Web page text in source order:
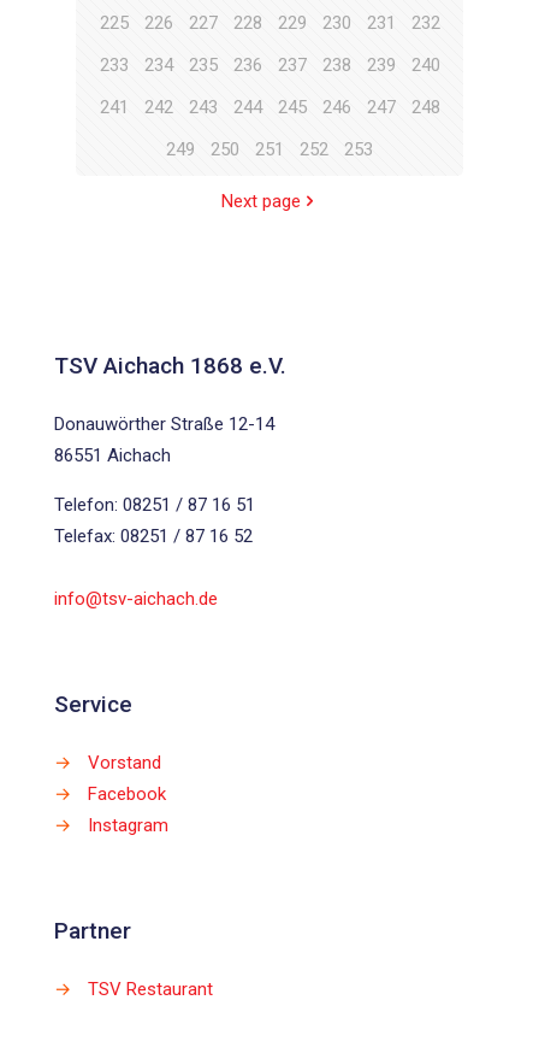
225
226 227 228 229 230 231
232
233
234 235 236 237 238 239
240
241
242 243 244 245 246 247
248
249
250 251 252 253
Next page
TSV Aichach 1868 e.V.
Donauwörther Straße 12-14
86551 Aichach
Telefon: 08251 / 87 16 51
Telefax: 08251 / 87 16 52
info@tsv-aichach.de
Service
→
Vorstand
→
Facebook
→
Instagram
Partner
→ TSV Restaurant